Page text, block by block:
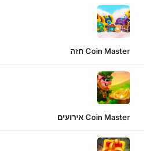
Coin Master חזה
Coin Master אירועים